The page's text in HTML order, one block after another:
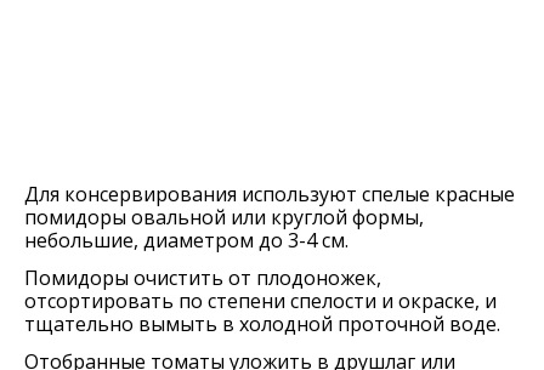
Для консервирования используют спелые красные
помидоры овальной или круглой формы,
небольшие, диаметром до 3-4 см.
Помидоры очистить от плодоножек,
отсортировать по степени спелости и окраске, и
тщательно вымыть в холодной проточной воде.
Отобранные томаты уложить в друшлаг или